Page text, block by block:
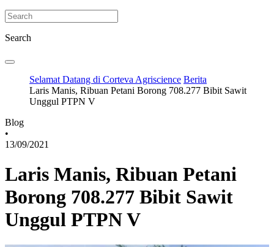
Search
Selamat Datang di Corteva Agriscience Berita
Laris Manis, Ribuan Petani Borong 708.277 Bibit Sawit
Unggul PTPN V
Blog
•
13/09/2021
Laris Manis, Ribuan Petani
Borong 708.277 Bibit Sawit
Unggul PTPN V